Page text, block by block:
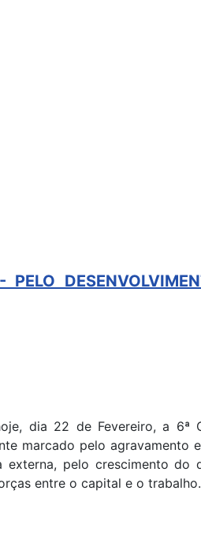
dia 22 de Fevereiro, a
marcado pelo agravamento
externa, pelo crescimento
entre o capital e o trabalho.